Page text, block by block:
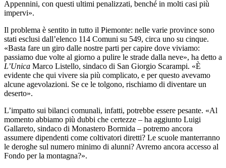
Appennini, con questi ultimi penalizzati, benché in molti casi più
impervi».
Il problema è sentito in tutto il Piemonte: nelle varie province sono
stati esclusi dall’elenco 114 Comuni su 549, circa uno su cinque.
«Basta fare un giro dalle nostre parti per capire dove viviamo:
passiamo due volte al giorno a pulire le strade dalla neve», ha detto a
L’Unica Marco Listello, sindaco di San Giorgio Scarampi. «È
evidente che qui vivere sia più complicato, e per questo avevamo
alcune agevolazioni. Se ce le tolgono, rischiamo di diventare un
deserto».
L’impatto sui bilanci comunali, infatti, potrebbe essere pesante. «Al
momento abbiamo più dubbi che certezze – ha aggiunto Luigi
Gallareto, sindaco di Monastero Bormida – potremo ancora
assumere dipendenti come coltivatori diretti? Le scuole manterranno
le deroghe sul numero minimo di alunni? Avremo ancora accesso al
Fondo per la montagna?».